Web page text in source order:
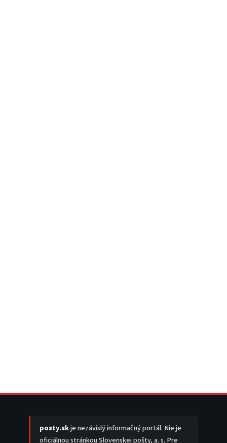
posty.skje nezávislý informačný portál. Nie je
oficiálnou stránkou Slovenskej pošty, a. s. Pre